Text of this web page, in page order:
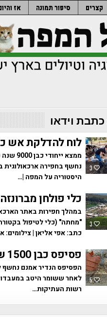
קצרים סיפור תמונה אז
כתבת וידאו
3
לוח להדלקת אש כבן 9000 שנה נחשף
ממצא
היסטוריה על המפה |…
3
כלי פולחן
במהלך חפירות באתר
"מחתה" (כלי לטיפול
כתב: אפי אליאן | צילומים:
5
פסיפס כבן 1500 שנה נחשף בקרית גת
הפסיפס הנדיר אמנם נחשף
לאחר ששומר היטב
רשות העתיקות…